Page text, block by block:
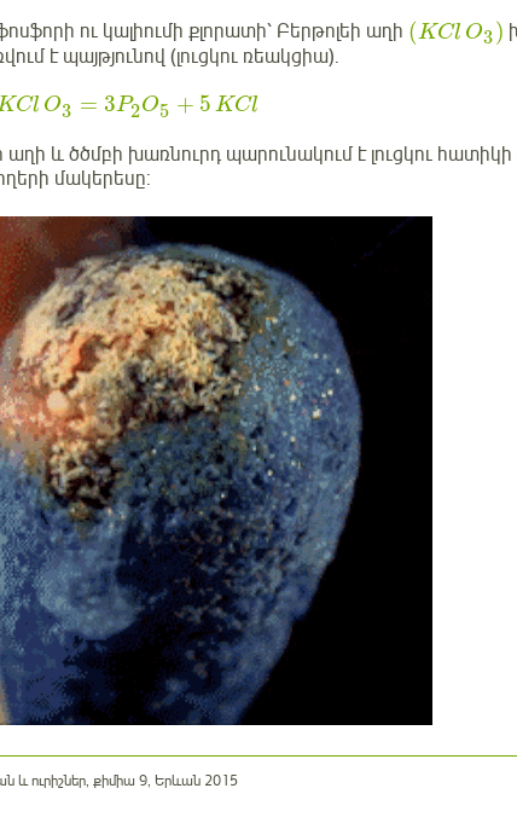
ու կալիումի քլորատի՝ Բերթոլեի աղի (KCl O3)
է պայթյունով (լուցկու ռեակցիա).
O3 = 3P2O5 + 5 KCl
աղի և ծծմբի խառնուրդ պարունակում է լուցկու
մակերեսը:
և ուրիշներ, քիմիա 9, Երևան 2015